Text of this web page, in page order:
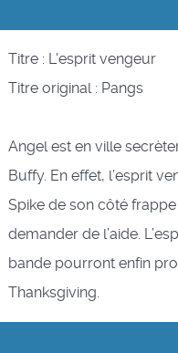
Titre : L'esprit vengeur
Titre original : Pangs
Angel est en ville
Buffy. En effet, l’esprit
Spike de son côté
demander de l’aide.
bande pourront enfin
Thanksgiving.